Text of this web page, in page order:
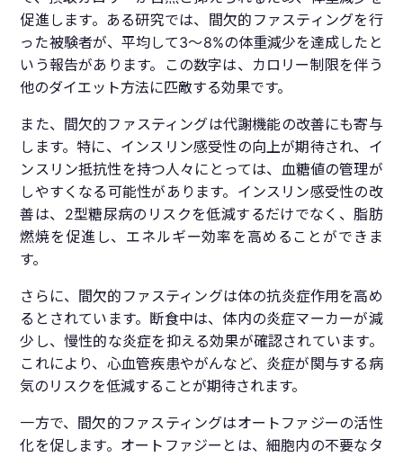
促進します。ある研究では、間欠的ファスティングを行
った被験者が、平均して3〜8%の体重減少を達成したと
いう報告があります。この数字は、カロリー制限を伴う
他のダイエット方法に匹敵する効果です。
また、間欠的ファスティングは代謝機能の改善にも寄与
します。特に、インスリン感受性の向上が期待され、イ
ンスリン抵抗性を持つ人々にとっては、血糖値の管理が
しやすくなる可能性があります。インスリン感受性の改
善は、2型糖尿病のリスクを低減するだけでなく、脂肪
燃焼を促進し、エネルギー効率を高めることができま
す。
さらに、間欠的ファスティングは体の抗炎症作用を高め
るとされています。断食中は、体内の炎症マーカーが減
少し、慢性的な炎症を抑える効果が確認されています。
これにより、心血管疾患やがんなど、炎症が関与する病
気のリスクを低減することが期待されます。
一方で、間欠的ファスティングはオートファジーの活性
化を促します。オートファジーとは、細胞内の不要なタ